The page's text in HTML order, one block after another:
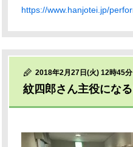
https://www.hanjotei.jp/
2018年2月27日(火) 12時45分
紋四郎さん主役にな